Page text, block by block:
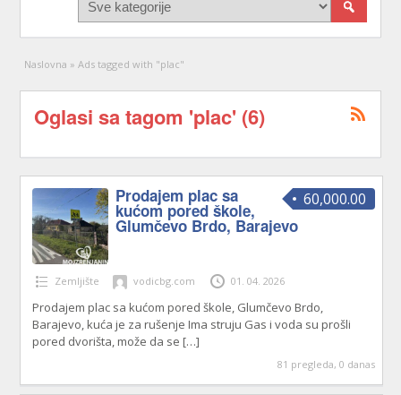
Naslovna » Ads tagged with "plac"
Oglasi sa tagom 'plac' (6)
60,000.00
Prodajem plac sa
kućom pored škole,
Glumčevo Brdo, Barajevo
Zemljište vodicbg.com 01. 04. 2026
Prodajem plac sa kućom pored škole, Glumčevo Brdo,
Barajevo, kuća je za rušenje Ima struju Gas i voda su prošli
pored dvorišta, može da se […]
81 pregleda, 0 danas